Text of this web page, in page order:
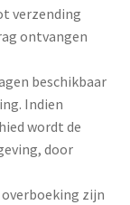
verzending
ontvangen
beschikbaar
Indien
wordt de
door
zijn